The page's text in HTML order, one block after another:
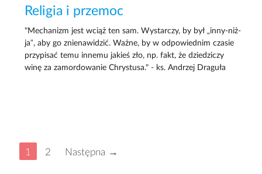
Religia i przemoc
"Mechanizm jest wciąż ten sam. Wystarczy, by był „inny-niż-
ja”, aby go znienawidzić. Ważne, by w odpowiednim czasie
przypisać temu innemu jakieś zło, np. fakt, że dziedziczy
winę za zamordowanie Chrystusa." - ks. Andrzej Draguła
1 2 Następna →